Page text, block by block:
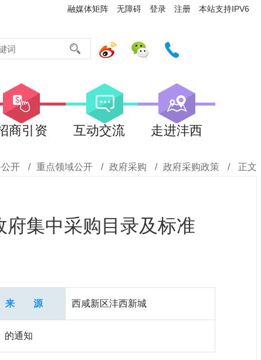
融媒体矩阵 无障碍 登录 注册 本站支持IPV6
商引资 互动交流 走进沣西
开 / 重点领域公开 / 政府采购 / 政府采购政策 / 正文
集中采购目录及标准
来 源 西咸新区沣西新城
的通知